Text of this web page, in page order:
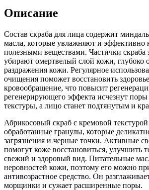
Описание
Состав скраба для лица содержит
масла, которые увлажняют и
полезными веществами. Частички скраба
убирают омертвелый слой кожи, глубоко
раздражения кожи. Регулярное
очищения поможет восстановить
кровообращение, что повысит
регенерирующего эффекта исчезнут
текстуры, а лицо станет подтянутым и
Абрикосовый скраб с кремовой
обработанные гранулы, которые
загрязнения и черные точки. Активные
помогут коже восстановиться, улучшить
свежий и здоровый вид. Питательные
неровностей кожи, поэтому его можно
антивозрастное средство. Он
морщинки и сужает расширенные поры.